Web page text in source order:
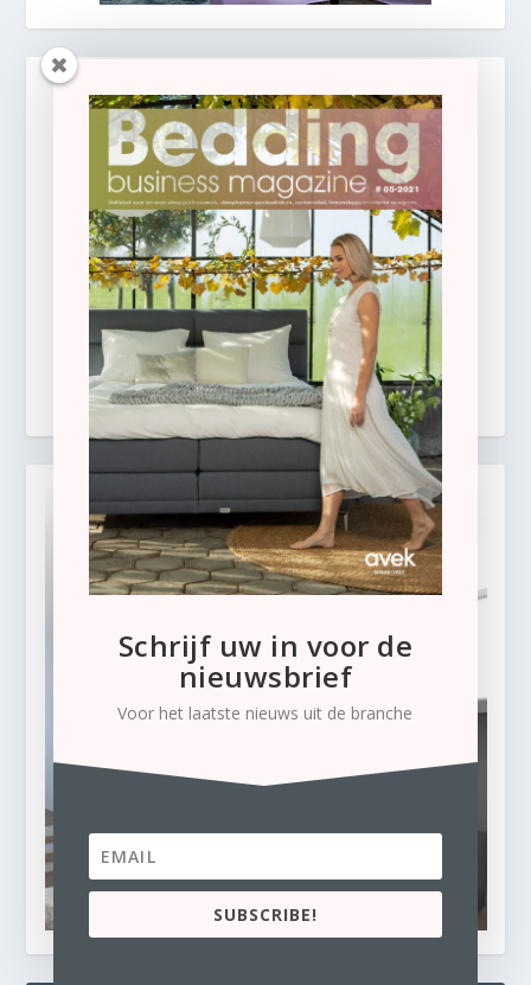
Schrijf uw in voor de
nieuwsbrief
Voor het laatste nieuws uit de branche
SUBSCRIBE!